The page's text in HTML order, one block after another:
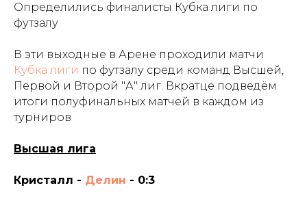
Определились финалисты Кубка лиги по
футзалу
В эти выходные в Арене проходили матчи
Кубка лиги по футзалу среди команд Высшей,
Первой и Второй "А" лиг. Вкратце подведём
итоги полуфинальных матчей в каждом из
турниров
Высшая лига
Кристалл - Делин - 0:3